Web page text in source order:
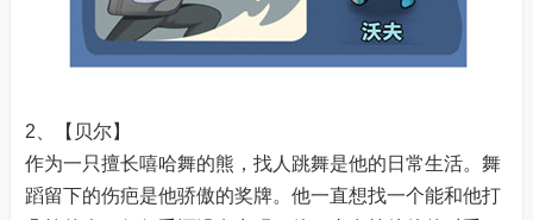
2、【贝尔】
作为一只擅长嘻哈舞的熊，找人跳舞是他的日常生活。舞
蹈留下的伤疤是他骄傲的奖牌。他一直想找一个能和他打